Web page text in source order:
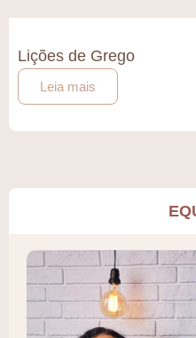
Lições de Grego
Leia mais